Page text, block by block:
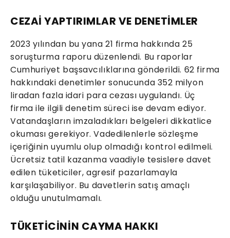
CEZAİ YAPTIRIMLAR VE DENETİMLER
2023 yılından bu yana 21 firma hakkında 25
soruşturma raporu düzenlendi. Bu raporlar
Cumhuriyet başsavcılıklarına gönderildi. 62 firma
hakkındaki denetimler sonucunda 352 milyon
liradan fazla idari para cezası uygulandı. Üç
firma ile ilgili denetim süreci ise devam ediyor.
Vatandaşların imzaladıkları belgeleri dikkatlice
okuması gerekiyor. Vadedilenlerle sözleşme
içeriğinin uyumlu olup olmadığı kontrol edilmeli.
Ücretsiz tatil kazanma vaadiyle tesislere davet
edilen tüketiciler, agresif pazarlamayla
karşılaşabiliyor. Bu davetlerin satış amaçlı
olduğu unutulmamalı.
TÜKETİCİNİN CAYMA HAKKI